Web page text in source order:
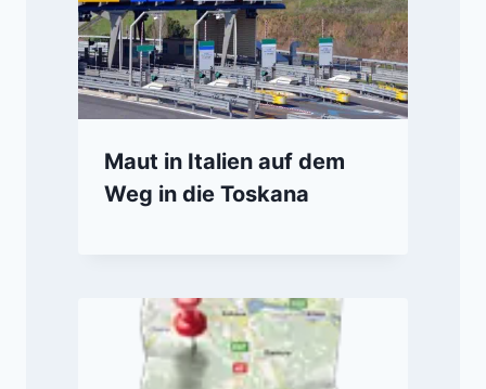
Maut in Italien auf dem
Weg in die Toskana